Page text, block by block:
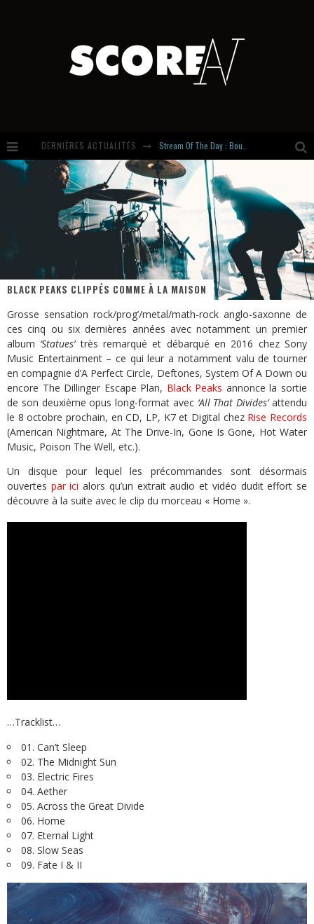
DERNIÈRES ACTUALITÉS Russian Circles share « Empath » & « Eluvial » singles. Same Language. Different Damage.
BLACK PEAKS CLIPPÉS COMME À LA MAISON
Grosse sensation rock/prog’/metal/math-rock anglo-saxonne de
ces cinq ou six dernières années avec notamment un premier
album ‘Statues’très remarqué et débarqué en 2016 chez Sony
Music Entertainment – ce qui leur a notamment valu de tourner
en compagnie d’A Perfect Circle, Deftones, System Of A Down ou
encore The Dillinger Escape Plan, Black Peaks annonce la sortie
de son deuxième opus long-format avec ‘All That Divides’attendu
le 8 octobre prochain, en CD, LP, K7 et Digital chez Rise Records
(American Nightmare, At The Drive-In, Gone Is Gone, Hot Water
Music, Poison The Well, etc.).
Un disque pour lequel les précommandes sont désormais
ouvertes par ici alors qu’un extrait audio et vidéo dudit effort se
découvre à la suite avec le clip du morceau « Home ».
…Tracklist…
01. Can’t Sleep
02. The Midnight Sun
03. Electric Fires
04. Aether
05. Across the Great Divide
06. Home
07. Eternal Light
08. Slow Seas
09. Fate I & II